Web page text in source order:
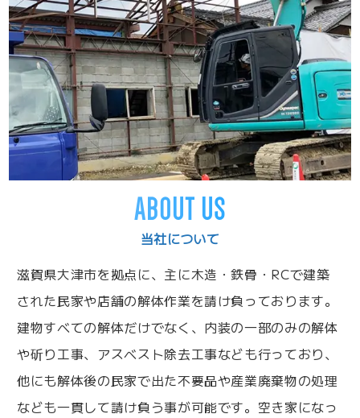
ABOUT US
当社について
滋賀県大津市を拠点に、主に木造・鉄骨・RCで建築
された民家や店舗の解体作業を請け負っております。
建物すべての解体だけでなく、内装の一部のみの解体
や斫り工事、アスベスト除去工事なども行っており、
他にも解体後の民家で出た不要品や産業廃棄物の処理
なども一貫して請け負う事が可能です。空き家になっ